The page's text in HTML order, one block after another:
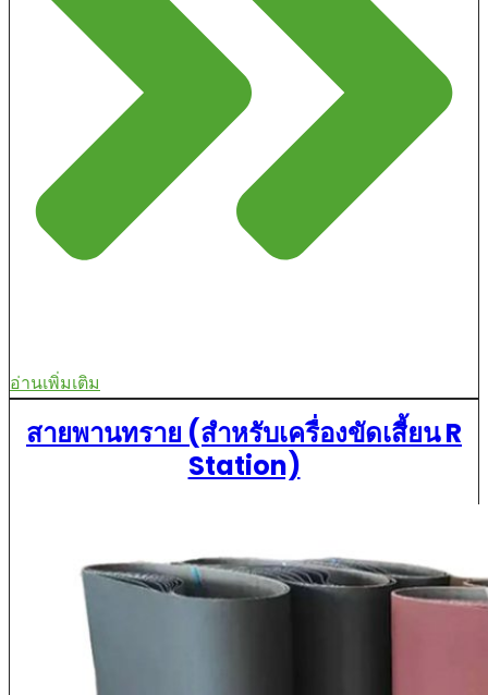
อ่านเพิ่มเติม
สายพานทราย (สำหรับเครื่องขัดเสี้ยน R
Station)